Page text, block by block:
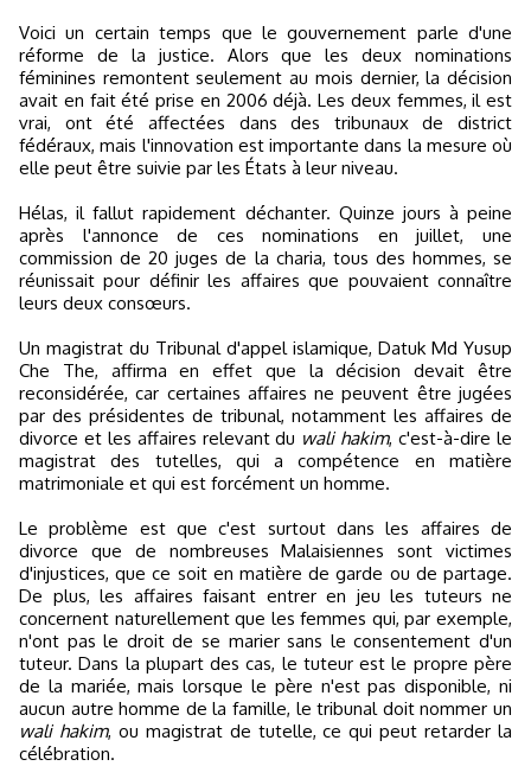
Voici un certain temps que le gouvernement parle d'une
réforme de la justice. Alors que les deux nominations
féminines remontent seulement au mois dernier, la décision
avait en fait été prise en 2006 déjà. Les deux femmes, il est
vrai, ont été affectées dans des tribunaux de district
fédéraux, mais l'innovation est importante dans la mesure où
elle peut être suivie par les États à leur niveau.
Hélas, il fallut rapidement déchanter. Quinze jours à peine
après l'annonce de ces nominations en juillet, une
commission de 20 juges de la charia, tous des hommes, se
réunissait pour définir les affaires que pouvaient connaître
leurs deux consœurs.
Un magistrat du Tribunal d'appel islamique, Datuk Md Yusup
Che The, affirma en effet que la décision devait être
reconsidérée, car certaines affaires ne peuvent être jugées
par des présidentes de tribunal, notamment les affaires de
divorce et les affaires relevant du wali hakim, c'est-à-dire le
magistrat des tutelles, qui a compétence en matière
matrimoniale et qui est forcément un homme.
Le problème est que c'est surtout dans les affaires de
divorce que de nombreuses Malaisiennes sont victimes
d'injustices, que ce soit en matière de garde ou de partage.
De plus, les affaires faisant entrer en jeu les tuteurs ne
concernent naturellement que les femmes qui, par exemple,
n'ont pas le droit de se marier sans le consentement d'un
tuteur. Dans la plupart des cas, le tuteur est le propre père
de la mariée, mais lorsque le père n'est pas disponible, ni
aucun autre homme de la famille, le tribunal doit nommer un
wali hakim, ou magistrat de tutelle, ce qui peut retarder la
célébration.